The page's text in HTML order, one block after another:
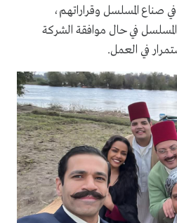
في صناع المسلسل وقراراتهم،
في حال موافقة الشركة
في العمل.